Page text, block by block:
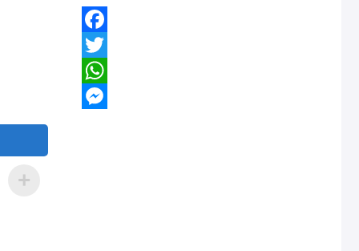
Facebook
Twitter
WhatsApp